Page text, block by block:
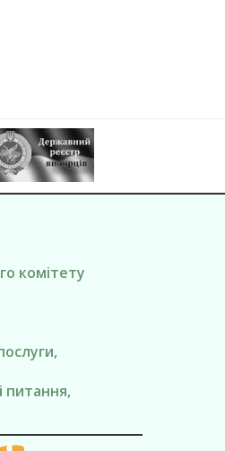
комітету
питання,